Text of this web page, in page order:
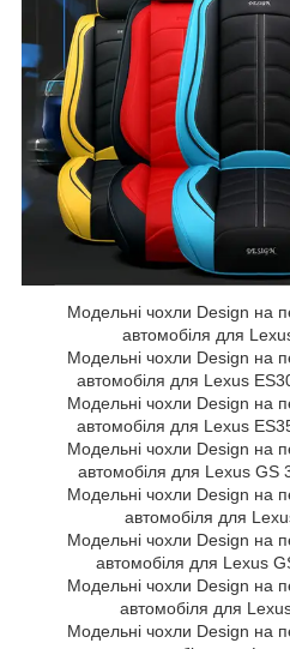
Модельні чохли Design на
автомобіля для
Модельні чохли Design на
автомобіля для Lexus
Модельні чохли Design на
автомобіля для Lexus
Модельні чохли Design на
автомобіля для Lexus GS
Модельні чохли Design на
автомобіля для
Модельні чохли Design на
автомобіля для Lexus
Модельні чохли Design на
автомобіля для
Модельні чохли Design на